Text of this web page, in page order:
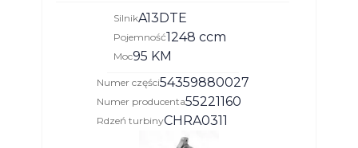
SilnikA13DTE
Pojemność1248 ccm
Moc95 KM
Numer części54359880027
Numer producenta55221160
Rdzeń turbinyCHRA0311